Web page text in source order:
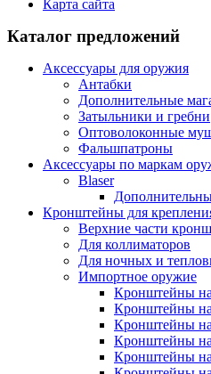
Карта сайта
Каталог предложений
Аксессуары для оружия
Антабки
Дополнительные
Затыльники и гребни
Оптоволоконные
Фальшпатроны
Аксессуары по маркам
Blaser
Кронштейны для
Верхние части
Для коллиматоров
Для ночных и
Импортное оружие
Кронштейны
Кронштейны
Кронштейны
Кронштейны
Кронштейны